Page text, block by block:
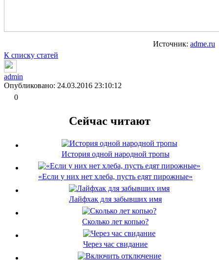
Источник: adme.ru
К списку статей
admin
Опубликовано: 24.03.2016 23:10:12
0
Сейчас читают
История одной народной тропы
«Если у них нет хлеба, пусть едят пирожные»
Лайфхак для забывших имя
Сколько лет копью?
Через час свидание